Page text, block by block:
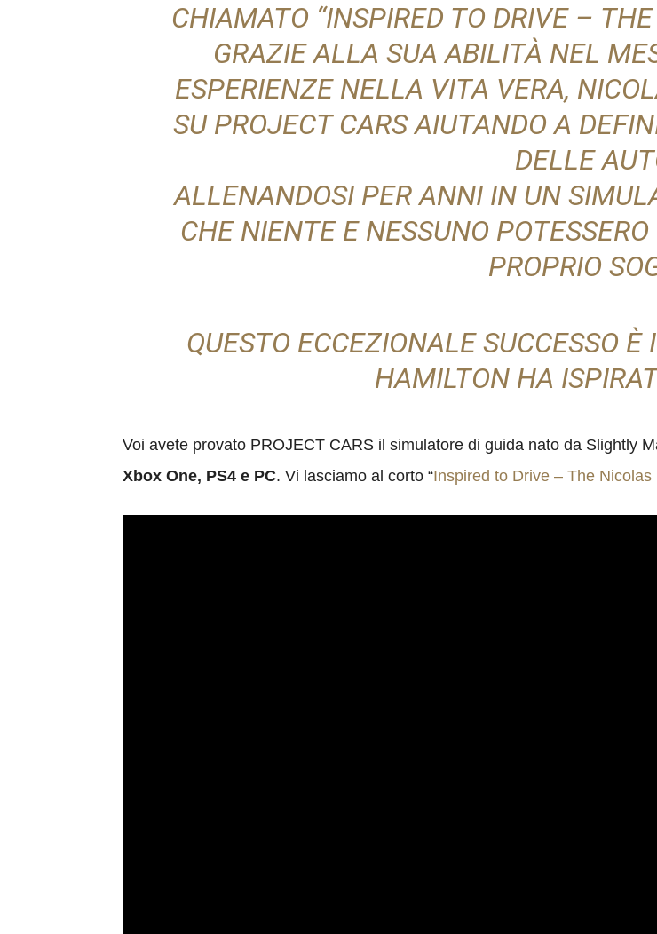
CHIAMATO “INSPIRED TO DRIVE –
GRAZIE ALLA SUA ABILITÀ NEL
ESPERIENZE NELLA VITA VERA,
SU PROJECT CARS AIUTANDO A
DELLE
ALLENANDOSI PER ANNI IN UN
CHE NIENTE E NESSUNO
PROPRIO
QUESTO ECCEZIONALE SUCCESSO
HAMILTON HA
Voi avete provato PROJECT CARS il simulatore di guida nato da Slightly
Xbox One, PS4 e PC. Vi lasciamo al corto “Inspired to Drive – The